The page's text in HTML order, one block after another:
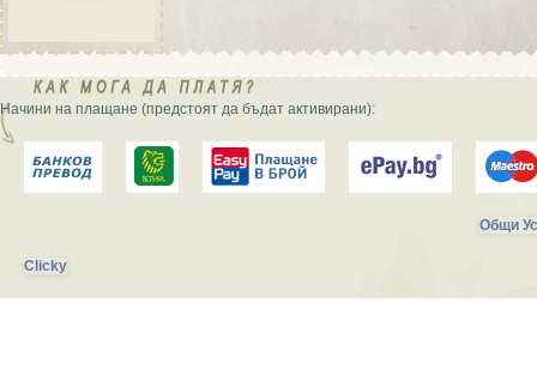
Начини на плащане (предстоят да бъдат активирани):
Общи
Clicky